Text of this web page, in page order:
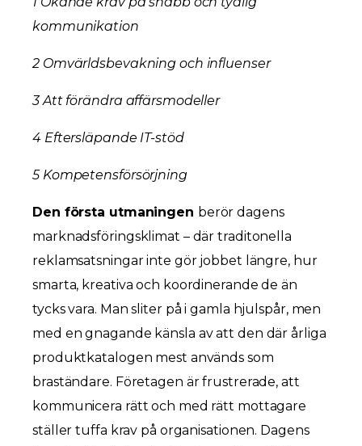
kommunikation
2 Omvärldsbevakning och influenser
3 Att förändra affärsmodeller
4 Eftersläpande IT-stöd
5 Kompetensförsörjning
Den första utmaningen berör dagens
marknadsföringsklimat – där traditonella
reklamsatsningar inte gör jobbet längre, hur
smarta, kreativa och koordinerande de än
tycks vara. Man sliter på i gamla hjulspår, men
med en gnagande känsla av att den där årliga
produktkatalogen mest används som
braständare. Företagen är frustrerade‚ att
kommunicera rätt och med rätt mottagare
ställer tuffa krav på organisationen. Dagens